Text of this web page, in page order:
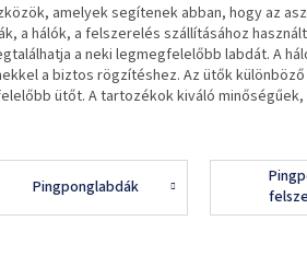
amelyek segítenek abban, hogy az
a hálók, a felszerelés szállításához
a neki legmegfelelőbb labdát. A
a biztos rögzítéshez. Az ütők
ütőt. A tartozékok kiváló
Pingponglabdák